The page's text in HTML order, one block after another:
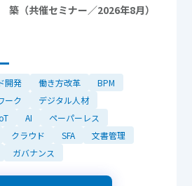
築（共催セミナー／2026年8月）
開発 働き方改革
BPM
ーク
デジタル人材
AI
ペーパーレス
クラウド SFA
文書管理
ガバナンス